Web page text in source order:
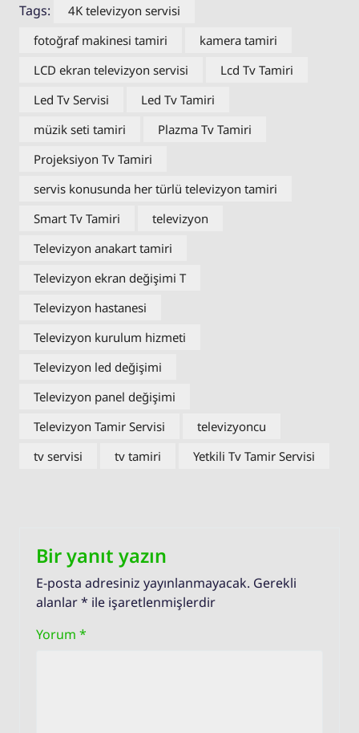
Tags:
4K televizyon servisi
fotoğraf makinesi tamiri
kamera tamiri
LCD ekran televizyon servisi
Lcd Tv Tamiri
Led Tv Servisi
Led Tv Tamiri
müzik seti tamiri
Plazma Tv Tamiri
Projeksiyon Tv Tamiri
servis konusunda her türlü televizyon tamiri
Smart Tv Tamiri
televizyon
Televizyon anakart tamiri
Televizyon ekran değişimi T
Televizyon hastanesi
Televizyon kurulum hizmeti
Televizyon led değişimi
Televizyon panel değişimi
Televizyon Tamir Servisi
televizyoncu
tv servisi
tv tamiri Yetkili Tv Tamir Servisi
Bir yanıt yazın
E-posta adresiniz yayınlanmayacak. Gerekli
alanlar* ile işaretlenmişlerdir
Yorum *